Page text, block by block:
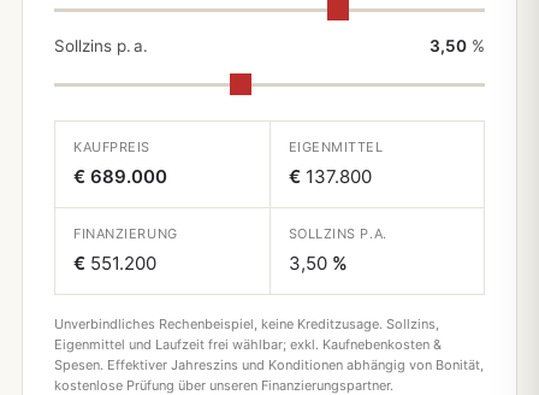
Sollzins p. a. 3,50 %
KAUFPREIS
€ 689.000
EIGENMITTEL
€ 137.800
FINANZIERUNG
€ 551.200
SOLLZINS P.A.
3,50%
Unverbindliches Rechenbeispiel, keine Kreditzusage. Sollzins,
Eigenmittel und Laufzeit frei wählbar; exkl. Kaufnebenkosten &
Spesen. Effektiver Jahreszins und Konditionen abhängig von Bonität,
kostenlose Prüfung über unseren Finanzierungspartner.